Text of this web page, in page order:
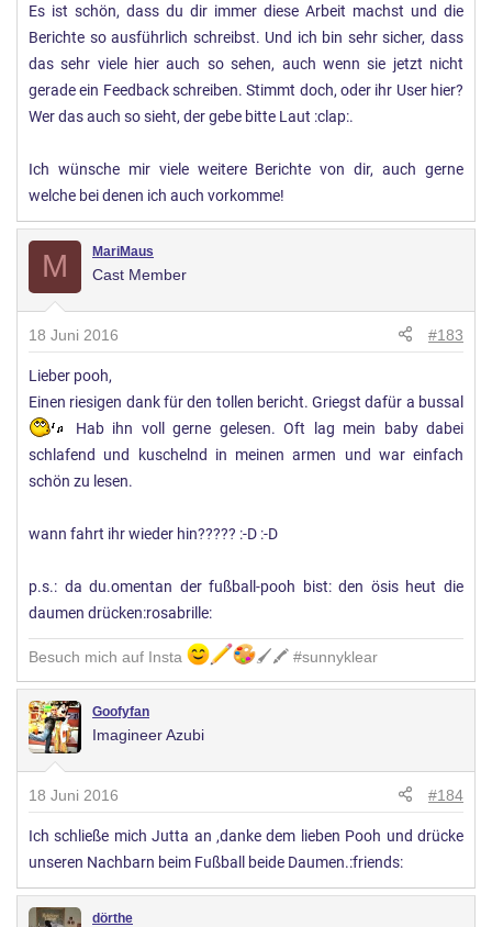
Es ist schön, dass du dir immer diese Arbeit machst und die
Berichte so ausführlich schreibst. Und ich bin sehr sicher, dass
das sehr viele hier auch so sehen, auch wenn sie jetzt nicht
gerade ein Feedback schreiben. Stimmt doch, oder ihr User hier?
Wer das auch so sieht, der gebe bitte Laut :clap:.
Ich wünsche mir viele weitere Berichte von dir, auch gerne
welche bei denen ich auch vorkomme!
M MariMaus
Cast Member
18 Juni 2016 #183
Lieber pooh,
Einen riesigen dank für den tollen bericht. Griegst dafür a bussal
Hab ihn voll gerne gelesen. Oft lag mein baby dabei
schlafend und kuschelnd in meinen armen und war einfach
schön zu lesen.
wann fahrt ihr wieder hin????? :-D :-D
p.s.: da du.omentan der fußball-pooh bist: den ösis heut die
daumen drücken:rosabrille:
Besuch mich auf Insta 🖌🖍 #sunnyklear
Goofyfan
Imagineer Azubi
18 Juni 2016 #184
Ich schließe mich Jutta an ,danke dem lieben Pooh und drücke
unseren Nachbarn beim Fußball beide Daumen.:friends:
dörthe